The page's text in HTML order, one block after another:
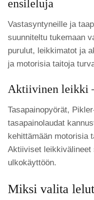
ensileluja
Vastasyntyneille ja
suunniteltu tukemaan
purulut, leikkimatot ja
ja motorisia taitoja
Aktiivinen leikki
Tasapainopyörät,
tasapainolaudat
kehittämään motorisia
Aktiiviset
ulkokäyttöön.
Miksi valita